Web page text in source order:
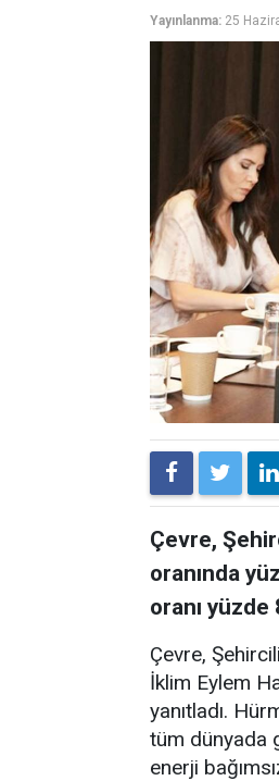
Yayınlanma: 25
Çevre,
oranında
oranı yüzde
Çevre,
İklim Eylem
yanıtladı.
tüm dünyada
enerji